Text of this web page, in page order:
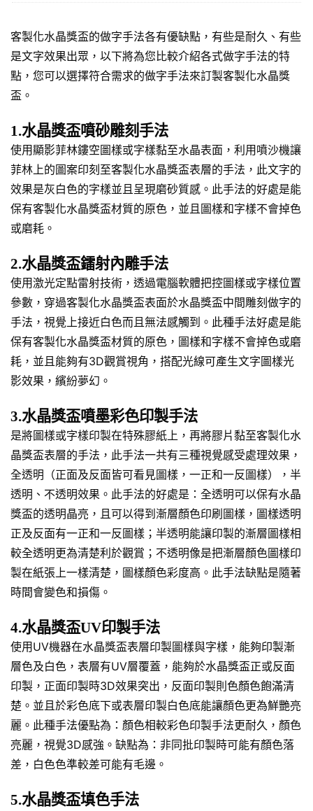
客製化水晶獎盃的做字手法各有優缺點，有些是耐久、有些
是文字效果出眾，以下將為您比較介紹各式做字手法的特
點，您可以選擇符合需求的做字手法來訂製客製化水晶獎
盃。
1.水晶獎盃噴砂雕刻手法
使用顯影菲林鏤空圖樣或字樣黏至水晶表面，利用噴沙機讓
菲林上的圖案印刻至客製化水晶獎盃表層的手法，此文字的
效果是灰白色的字樣並且呈現磨砂質感。此手法的好處是能
保有客製化水晶獎盃材質的原色，並且圖樣和字樣不會掉色
或磨耗。
2.水晶獎盃鐳射內雕手法
使用激光定點雷射技術，透過電腦軟體把控圖樣或字樣位置
參數，穿過客製化水晶獎盃表面於水晶獎盃中間雕刻做字的
手法，視覺上接近白色而且無法感觸到。此種手法好處是能
保有客製化水晶獎盃材質的原色，圖樣和字樣不會掉色或磨
耗，並且能夠有3D觀賞視角，搭配光線可產生文字圖樣光
影效果，繽紛夢幻。
3.水晶獎盃噴墨彩色印製手法
是將圖樣或字樣印製在特殊膠紙上，再將膠片黏至客製化水
晶獎盃表層的手法，此手法一共有三種視覺感受處理效果，
全透明（正面及反面皆可看見圖樣，一正和一反圖樣），半
透明、不透明效果。此手法的好處是：全透明可以保有水晶
獎盃的透明晶亮，且可以得到漸層顏色印刷圖樣，圖樣透明
正及反面有一正和一反圖樣；半透明能讓印製的漸層圖樣相
較全透明更為清楚利於觀賞；不透明像是把漸層顏色圖樣印
製在紙張上一樣清楚，圖樣顏色彩度高。此手法缺點是隨著
時間會變色和損傷。
4.水晶獎盃UV印製手法
使用UV機器在水晶獎盃表層印製圖樣與字樣，能夠印製漸
層色及白色，表層有UV層覆蓋，能夠於水晶獎盃正或反面
印製，正面印製時3D效果突出，反面印製則色顏色飽滿清
楚。並且於彩色底下或表層印製白色底能讓顏色更為鮮艷亮
麗。此種手法優點為：顏色相較彩色印製手法更耐久，顏色
亮麗，視覺3D感強。缺點為：非同批印製時可能有顏色落
差，白色色準較差可能有毛邊。
5.水晶獎盃填色手法